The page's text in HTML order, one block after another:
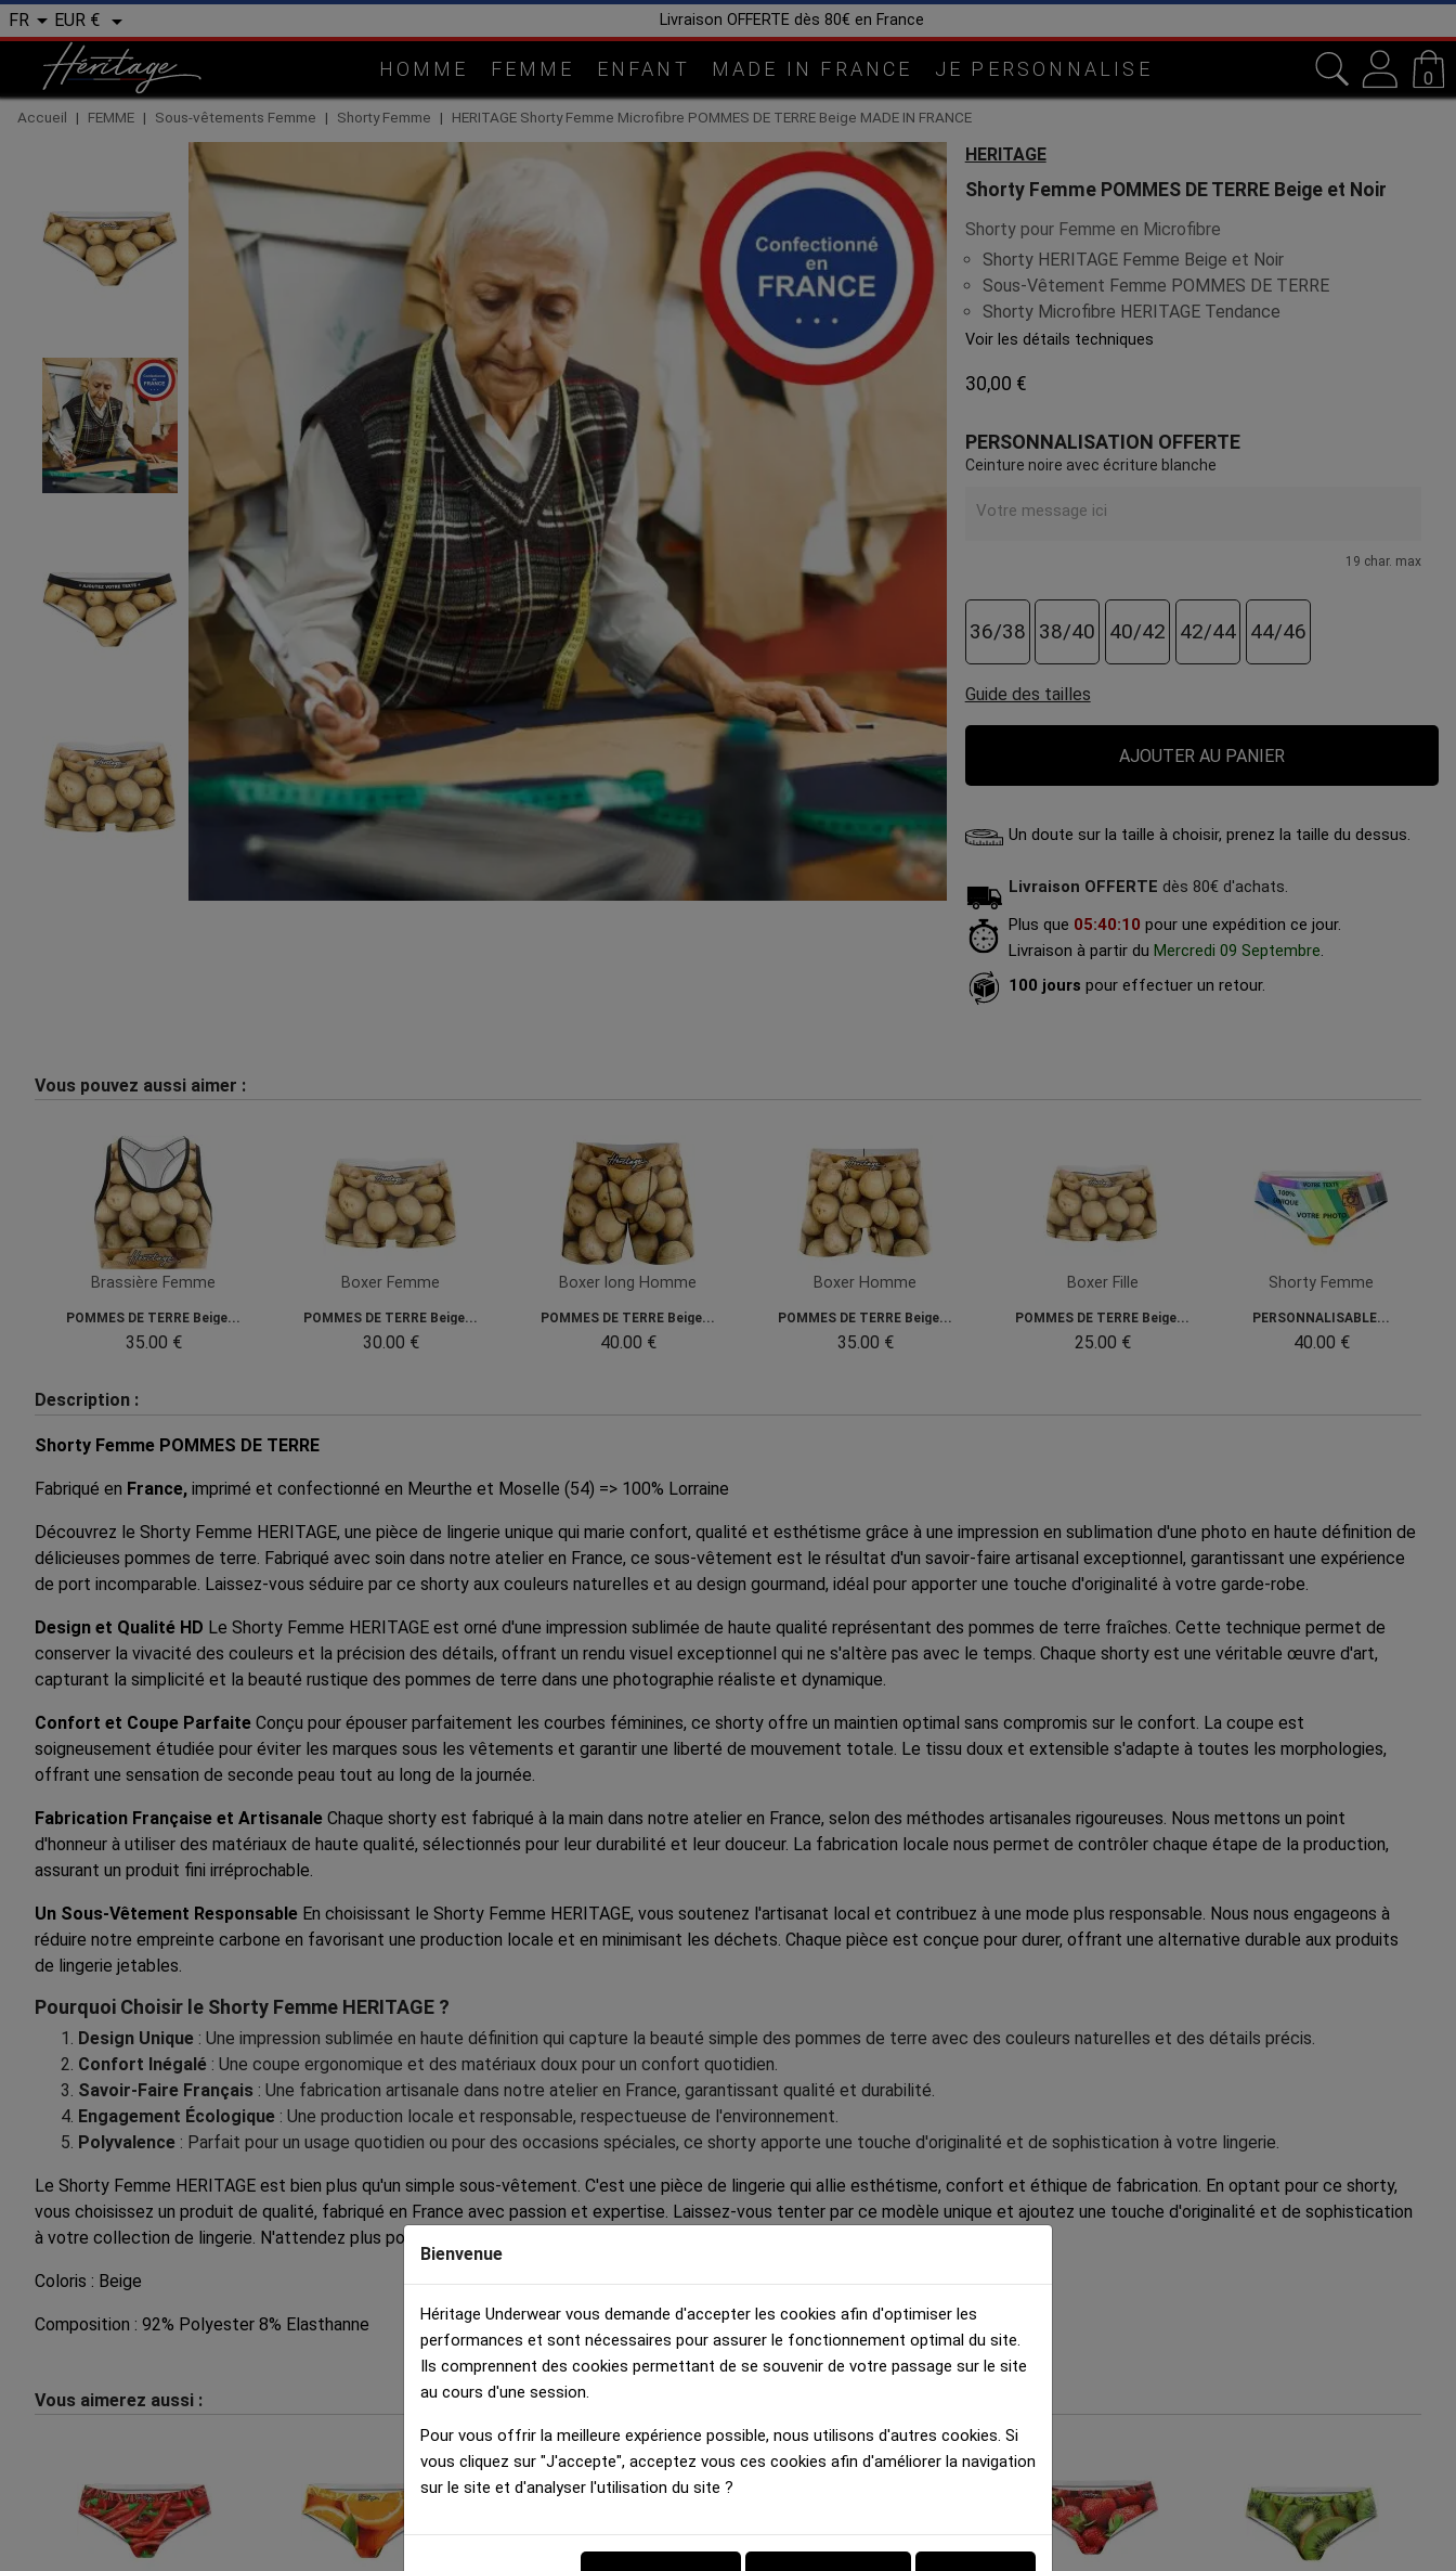
FR  EUR €  Fabrication artisanale dans notre atelier en Lorraine
HOMME FEMME ENFANT MADE IN FRANCE JE PERSONNALISE 0
Accueil FEMME Sous-vêtements Femme Shorty Femme HERITAGE Shorty Femme Microfibre POMMES DE TERRE Beige MADE IN FRANCE
HERITAGE
Shorty Femme POMMES DE TERRE Beige et Noir
Shorty pour Femme en Microfibre
Shorty HERITAGE Femme Beige et Noir
Sous-Vêtement Femme POMMES DE TERRE
Shorty Microfibre HERITAGE Tendance
Voir les détails techniques
30,00 €
PERSONNALISATION OFFERTE
Ceinture noire avec écriture blanche
19 char. max
36/38 38/40 40/42 42/44 44/46
Guide des tailles
AJOUTER AU PANIER
Un doute sur la taille à choisir, prenez la taille du dessus.
Livraison OFFERTE dès 80€ d'achats.
Plus que 05:40:09 pour une expédition ce jour.
Livraison à partir du Mercredi 09 Septembre
100 jours pour effectuer un retour.
Vous pouvez aussi aimer :
Brassière Femme
POMMES DE TERRE Beige...
35.00 €
Boxer Femme
POMMES DE TERRE Beige...
30.00 €
Boxer long Homme
POMMES DE TERRE Beige...
40.00 €
Boxer Homme
POMMES DE TERRE Beige...
35.00 €
Boxer Fille
POMMES DE TERRE Beige...
25.00 €
Shorty Femme
PERSONNALISABLE...
40.00 €
Description :
Shorty Femme POMMES DE TERRE
Fabriqué en France, imprimé et confectionné en Meurthe et Moselle (54) => 100% Lorraine
Découvrez le Shorty Femme HERITAGE, une pièce de lingerie unique qui marie confort, qualité et esthétisme grâce à une impression en sublimation d'une photo en haute définition de
délicieuses pommes de terre. Fabriqué avec soin dans notre atelier en France, ce sous-vêtement est le résultat d'un savoir-faire artisanal exceptionnel, garantissant une expérience
de port incomparable. Laissez-vous séduire par ce shorty aux couleurs naturelles et au design gourmand, idéal pour apporter une touche d'originalité à votre garde-robe.
Design et Qualité HD Le Shorty Femme HERITAGE est orné d'une impression sublimée de haute qualité représentant des pommes de terre fraîches. Cette technique permet de
conserver la vivacité des couleurs et la précision des détails, offrant un rendu visuel exceptionnel qui ne s'altère pas avec le temps. Chaque shorty est une véritable œuvre d'art,
capturant la simplicité et la beauté rustique des pommes de terre dans une photographie réaliste et dynamique.
Confort et Coupe Parfaite Conçu pour épouser parfaitement les courbes féminines, ce shorty offre un maintien optimal sans compromis sur le confort. La coupe est
soigneusement étudiée pour éviter les marques sous les vêtements et garantir une liberté de mouvement totale. Le tissu doux et extensible s'adapte à toutes les morphologies,
offrant une sensation de seconde peau tout au long de la journée.
Fabrication Française et Artisanale Chaque shorty est fabriqué à la main dans notre atelier en France, selon des méthodes artisanales rigoureuses. Nous mettons un point
d'honneur à utiliser des matériaux de haute qualité, sélectionnés pour leur durabilité et leur douceur. La fabrication locale nous permet de contrôler chaque étape de la production,
assurant un produit fini irréprochable.
Un Sous-Vêtement Responsable En choisissant le Shorty Femme HERITAGE, vous soutenez l'artisanat local et contribuez à une mode plus responsable. Nous nous engageons à
réduire notre empreinte carbone en favorisant une production locale et en minimisant les déchets. Chaque pièce est conçue pour durer, offrant une alternative durable aux produits
de lingerie jetables.
Pourquoi Choisir le Shorty Femme HERITAGE ?
Design Unique : Une impression sublimée en haute définition qui capture la beauté simple des pommes de terre avec des couleurs naturelles et des détails précis.
Confort Inégalé : Une coupe ergonomique et des matériaux doux pour un confort quotidien.
Savoir-Faire Français : Une fabrication artisanale dans notre atelier en France, garantissant qualité et durabilité.
Engagement Écologique : Une production locale et responsable, respectueuse de l'environnement.
Polyvalence : Parfait pour un usage quotidien ou pour des occasions spéciales, ce shorty apporte une touche d'originalité et de sophistication à votre lingerie.
Le Shorty Femme HERITAGE est bien plus qu'un simple sous-vêtement. C'est une pièce de lingerie qui allie esthétisme, confort et éthique de fabrication. En optant pour ce shorty,
vous choisissez un produit de qualité, fabriqué en France avec passion et expertise. Laissez-vous tenter par ce modèle unique et ajoutez une touche d'originalité et de sophistication
à votre collection de lingerie. N'attendez plus pour faire l'expérience du confort et de l'élégance du Shorty Femme HERITAGE !
Coloris : Beige
Composition : 92% Polyester 8% Elasthanne
Vous aimerez aussi :
Bienvenue
Héritage Underwear vous demande d'accepter les cookies afin d'optimiser les
performances et sont nécessaires pour assurer le fonctionnement optimal du site.
Ils comprennent des cookies permettant de se souvenir de votre passage sur le site
au cours d'une session.
Pour vous offrir la meilleure expérience possible, nous utilisons d'autres cookies. Si
vous cliquez sur "J'accepte", acceptez vous ces cookies afin d'améliorer la navigation
sur le site et d'analyser l'utilisation du site ?